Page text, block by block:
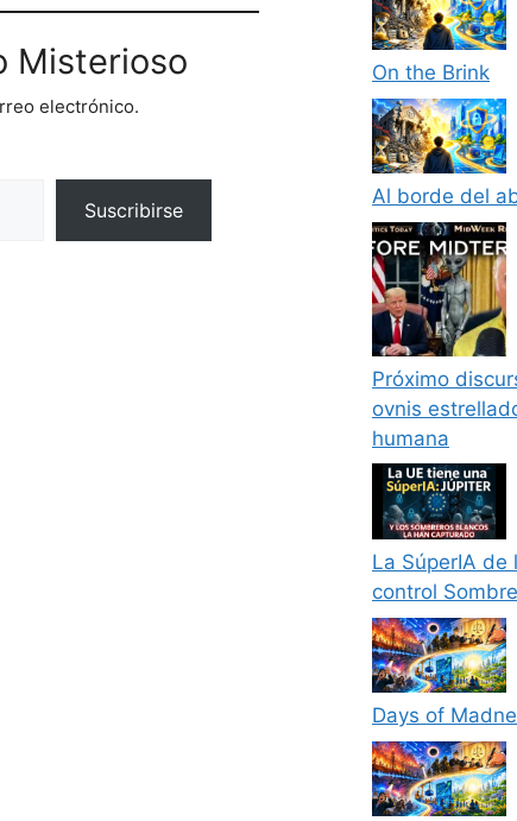
Misterioso
electrónico.
Suscribirse
On the Brink
Al borde del
Próximo
ovnis
humana
La SúperIA de
control
Days of